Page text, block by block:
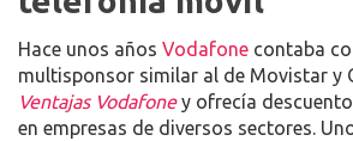
Hace unos años Vodafone contaba
multisponsor similar al de Movistar y
Ventajas Vodafoney ofrecía
en empresas de diversos sectores.